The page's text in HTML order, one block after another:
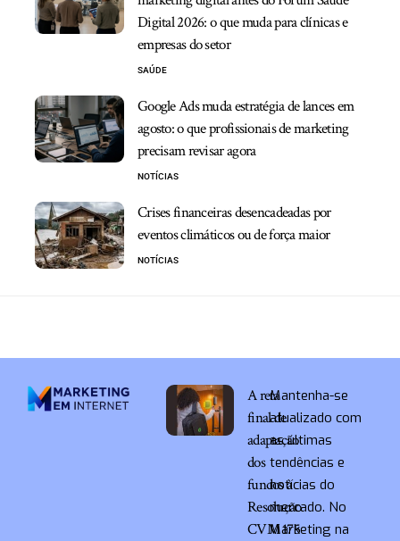
Digital 2026: o que muda para clínicas e
empresas do setor
SAÚDE
Google Ads muda estratégia de lances em
agosto: o que profissionais de marketing
precisam revisar agora
NOTÍCIAS
Crises financeiras desencadeadas por
eventos climáticos ou de força maior
NOTÍCIAS
A reta
final de
adaptação
dos
fundos à
Resolução
CVM 175
Mantenha-se
atualizado com
as últimas
tendências e
notícias do
mercado. No
Marketing na